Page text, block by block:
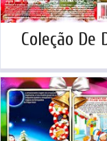
Coleção De